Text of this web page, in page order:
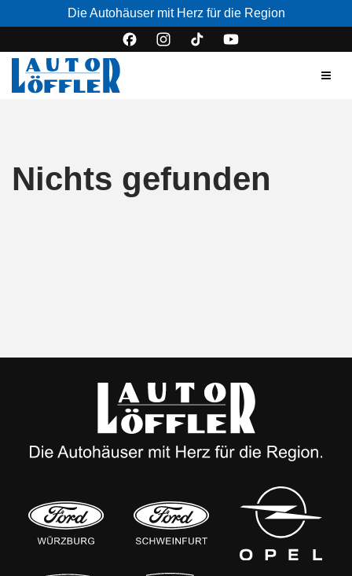
Die Autohäuser mit Herz für die Region
Nichts gefunden